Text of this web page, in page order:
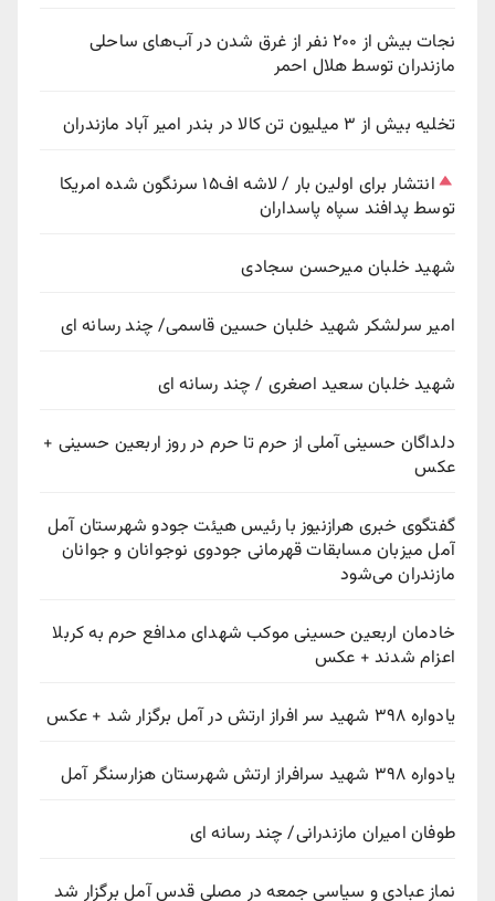
نجات بیش از ۲۰۰ نفر از غرق شدن در آب‌های ساحلی
مازندران توسط هلال احمر
تخلیه بیش از ۳ میلیون تن کالا در بندر امیر آباد مازندران
انتشار برای اولین بار / لاشه اف۱۵ سرنگون شده امریکا
توسط پدافند سپاه پاسداران
شهید خلبان میرحسن سجادی
امیر سرلشکر شهید خلبان حسین قاسمی/ چند رسانه ای
شهید خلبان سعید اصغری / چند رسانه ای
دلداگان حسینی آملی از حرم تا حرم در روز اربعین حسینی +
عکس
گفتگوی خبری هرازنیوز با رئیس هیئت جودو شهرستان آمل
آمل میزبان مسابقات قهرمانی جودوی نوجوانان و جوانان
مازندران می‌شود
خادمان اربعین حسینی موکب شهدای مدافع حرم به کربلا
اعزام شدند + عکس
یادواره ۳۹۸ شهید سر افراز ارتش در آمل برگزار شد + عکس
یادواره ۳۹۸ شهید سرافراز ارتش شهرستان هزارسنگر آمل
طوفان امیران مازندرانی/ چند رسانه ای
نماز عبادی و سیاسی جمعه در مصلی قدس آمل برگزار شد